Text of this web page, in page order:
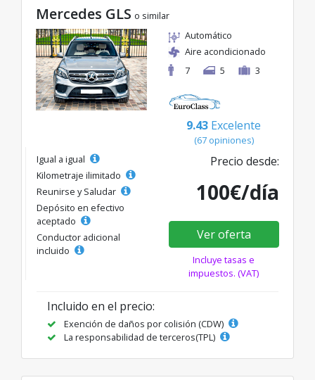
Mercedes GLS o similar
Automático
Aire acondicionado
7
5 3
9.43 Excelente
(67 opiniones)
Igual a igual
Kilometraje ilimitado
Reunirse y Saludar
Depósito en efectivo
aceptado
Conductor adicional
incluido
Precio desde:
100€/día
Ver oferta
Incluye tasas e
impuestos. (VAT)
Incluido en el precio:
Exención de daños por colisión (CDW)
La responsabilidad de terceros(TPL)